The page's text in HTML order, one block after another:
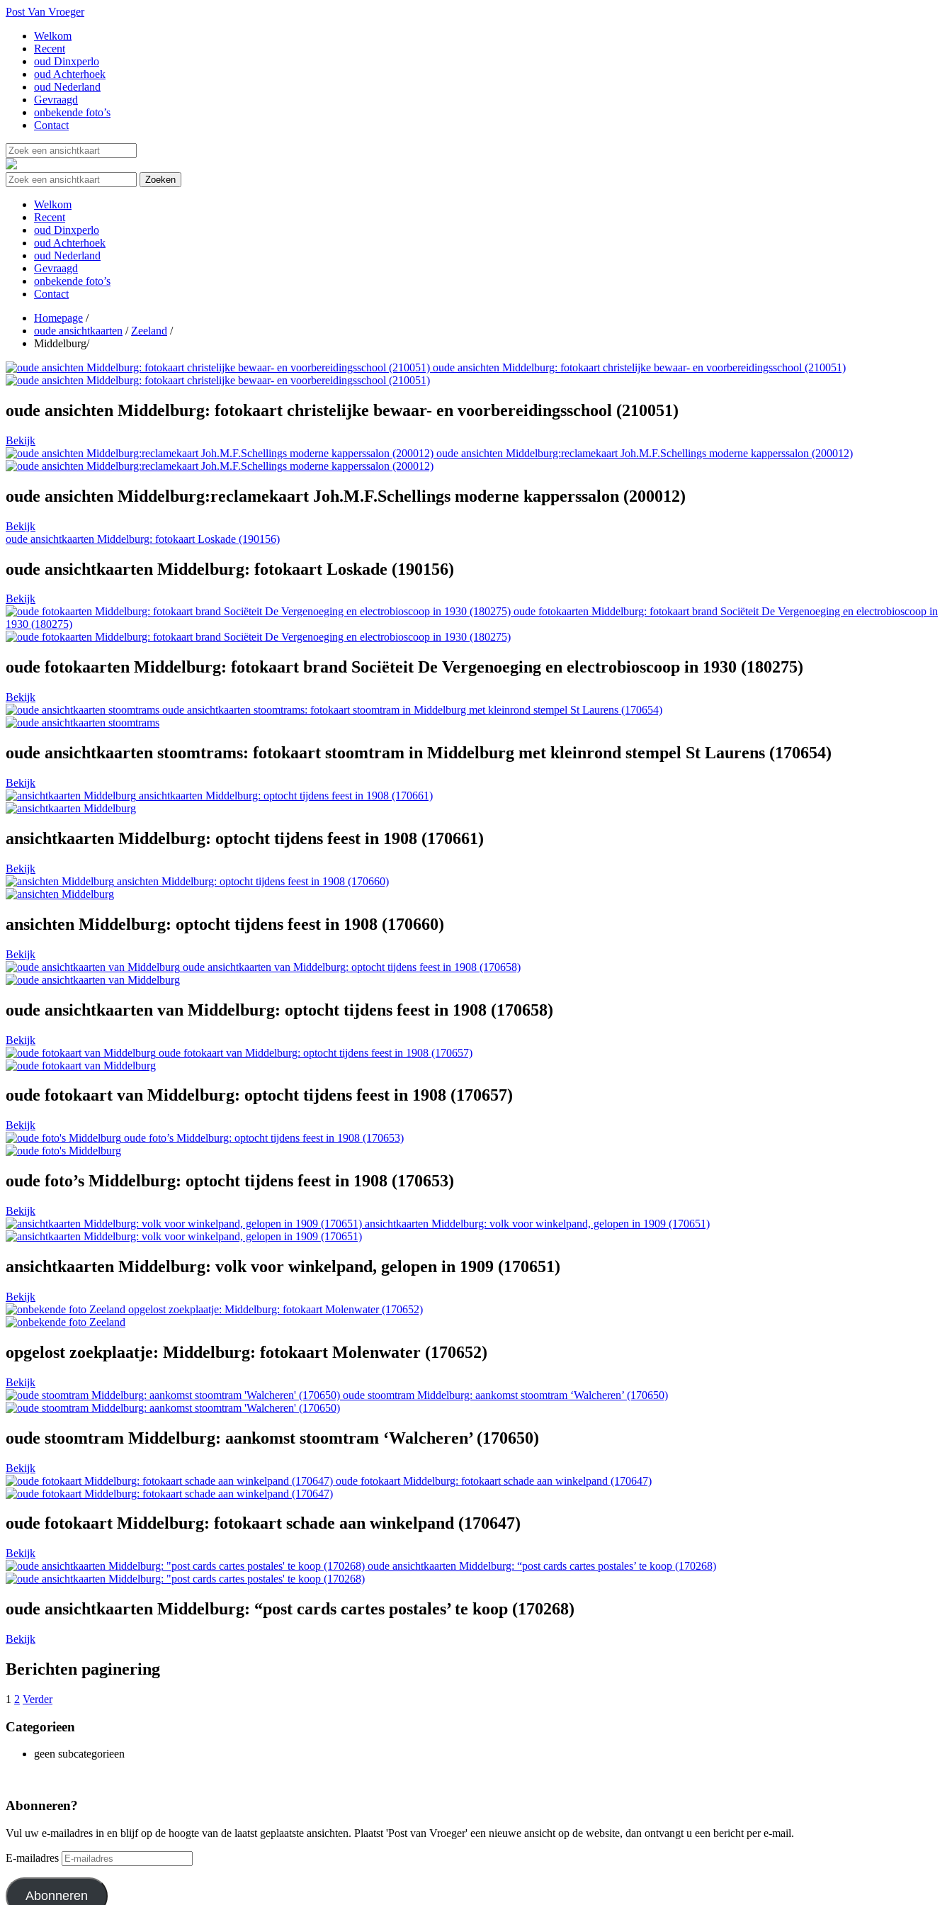
Post Van Vroeger
Welkom
Recent
oud Dinxperlo
oud Achterhoek
oud Nederland
Gevraagd
onbekende foto’s
Contact
Welkom
Recent
oud Dinxperlo
oud Achterhoek
oud Nederland
Gevraagd
onbekende foto’s
Contact
Homepage /
oude ansichtkaarten / Zeeland /
Middelburg/
oude ansichten Middelburg: fotokaart christelijke bewaar- en voorbereidingsschool (210051)
oude ansichten Middelburg: fotokaart christelijke bewaar- en voorbereidingsschool (210051)
Bekijk
oude ansichten Middelburg:reclamekaart Joh.M.F.Schellings moderne kapperssalon (200012)
oude ansichten Middelburg:reclamekaart Joh.M.F.Schellings moderne kapperssalon (200012)
Bekijk
oude ansichtkaarten Middelburg: fotokaart Loskade (190156)
oude ansichtkaarten Middelburg: fotokaart Loskade (190156)
Bekijk
oude fotokaarten Middelburg: fotokaart brand Sociëteit De Vergenoeging en electrobioscoop in
1930 (180275)
oude fotokaarten Middelburg: fotokaart brand Sociëteit De Vergenoeging en electrobioscoop in 1930 (180275)
Bekijk
oude ansichtkaarten stoomtrams: fotokaart stoomtram in Middelburg met kleinrond stempel St Laurens (170654)
oude ansichtkaarten stoomtrams: fotokaart stoomtram in Middelburg met kleinrond stempel St Laurens (170654)
Bekijk
ansichtkaarten Middelburg: optocht tijdens feest in 1908 (170661)
ansichtkaarten Middelburg: optocht tijdens feest in 1908 (170661)
Bekijk
ansichten Middelburg: optocht tijdens feest in 1908 (170660)
ansichten Middelburg: optocht tijdens feest in 1908 (170660)
Bekijk
oude ansichtkaarten van Middelburg: optocht tijdens feest in 1908 (170658)
oude ansichtkaarten van Middelburg: optocht tijdens feest in 1908 (170658)
Bekijk
oude fotokaart van Middelburg: optocht tijdens feest in 1908 (170657)
oude fotokaart van Middelburg: optocht tijdens feest in 1908 (170657)
Bekijk
oude foto’s Middelburg: optocht tijdens feest in 1908 (170653)
oude foto’s Middelburg: optocht tijdens feest in 1908 (170653)
Bekijk
ansichtkaarten Middelburg: volk voor winkelpand, gelopen in 1909 (170651)
ansichtkaarten Middelburg: volk voor winkelpand, gelopen in 1909 (170651)
Bekijk
opgelost zoekplaatje: Middelburg: fotokaart Molenwater (170652)
opgelost zoekplaatje: Middelburg: fotokaart Molenwater (170652)
Bekijk
oude stoomtram Middelburg: aankomst stoomtram ‘Walcheren’ (170650)
oude stoomtram Middelburg: aankomst stoomtram ‘Walcheren’ (170650)
Bekijk
oude fotokaart Middelburg: fotokaart schade aan winkelpand (170647)
oude fotokaart Middelburg: fotokaart schade aan winkelpand (170647)
Bekijk
oude ansichtkaarten Middelburg: “post cards cartes postales’ te koop (170268)
oude ansichtkaarten Middelburg: “post cards cartes postales’ te koop (170268)
Bekijk
Berichten paginering
1 2 Verder
Categorieen
geen subcategorieen
Abonneren?
Vul uw e-mailadres in en blijf op de hoogte van de laatst geplaatste ansichten. Plaatst 'Post van Vroeger' een nieuwe ansicht op de website, dan ontvangt u een bericht per e-mail.
E-mailadres
Abonneren